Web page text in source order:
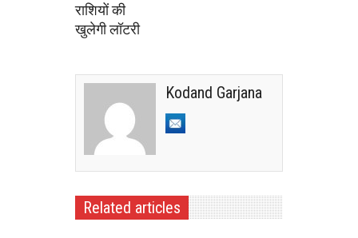
राशियों की
खुलेगी लॉटरी
Kodand Garjana
Related articles